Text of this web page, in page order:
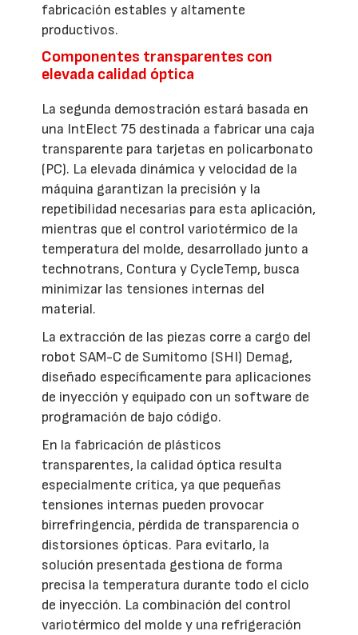
fabricación estables y altamente
productivos.
Componentes transparentes con
elevada calidad óptica
La segunda demostración estará basada en
una IntElect 75 destinada a fabricar una caja
transparente para tarjetas en policarbonato
(PC). La elevada dinámica y velocidad de la
máquina garantizan la precisión y la
repetibilidad necesarias para esta aplicación,
mientras que el control variotérmico de la
temperatura del molde, desarrollado junto a
technotrans, Contura y CycleTemp, busca
minimizar las tensiones internas del
material.
La extracción de las piezas corre a cargo del
robot SAM-C de Sumitomo (SHI) Demag,
diseñado específicamente para aplicaciones
de inyección y equipado con un software de
programación de bajo código.
En la fabricación de plásticos
transparentes, la calidad óptica resulta
especialmente crítica, ya que pequeñas
tensiones internas pueden provocar
birrefringencia, pérdida de transparencia o
distorsiones ópticas. Para evitarlo, la
solución presentada gestiona de forma
precisa la temperatura durante todo el ciclo
de inyección. La combinación del control
variotérmico del molde y una refrigeración